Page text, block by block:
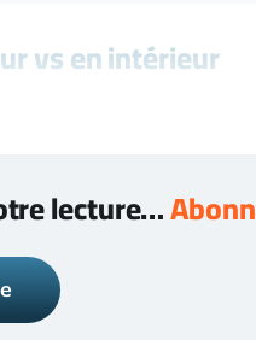
vs en intérieur
lecture…